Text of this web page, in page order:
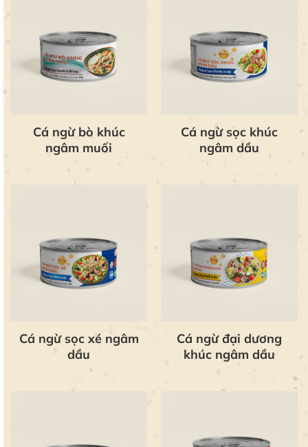
Cá ngừ bò khúc
ngâm muối
Cá ngừ sọc khúc
ngâm dầu
Cá ngừ sọc xé ngâm
dầu
Cá ngừ đại dương
khúc ngâm dầu